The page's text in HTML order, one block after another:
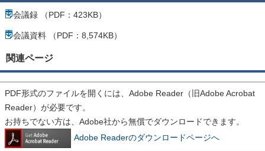
会議録 （PDF：423KB）
会議資料 （PDF：8,574KB）
関連ページ
PDF形式のファイルを開くには、Adobe Reader（旧Adobe Acrobat
Reader）が必要です。
お持ちでない方は、Adobe社から無償でダウンロードできます。
Adobe Readerのダウンロードページへ